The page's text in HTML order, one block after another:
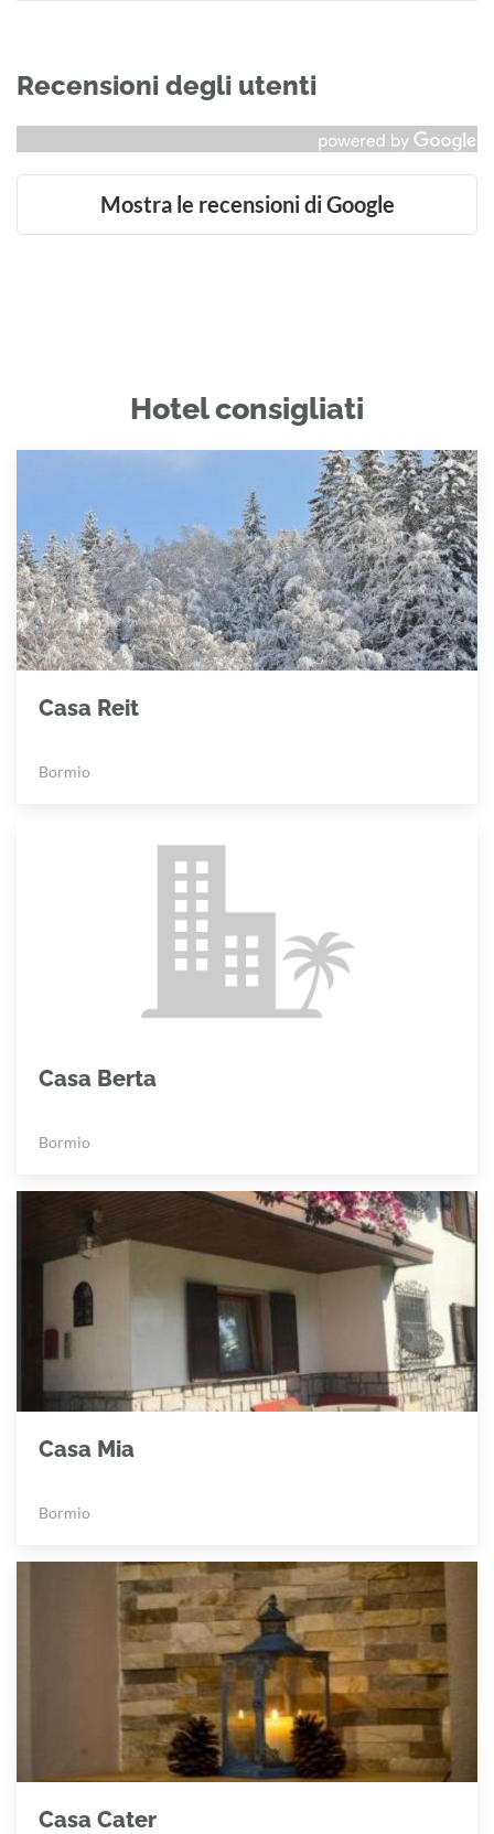
Recensioni degli utenti
Mostra le recensioni di Google
Hotel consigliati
Casa Reit
Bormio
Casa Berta
Bormio
Casa Mia
Bormio
Casa Cater